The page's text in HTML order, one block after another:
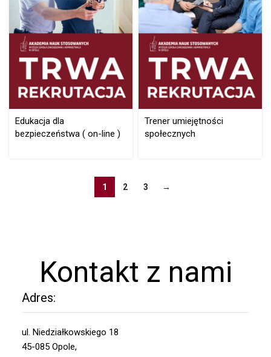
Edukacja dla
bezpieczeństwa ( on-line )
Trener umiejętności
społecznych
1 2 3 →
Kontakt z nami
Adres:
ul. Niedziałkowskiego 18
45-085 Opole,